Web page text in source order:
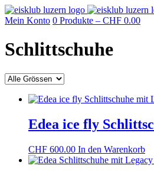
Mein Konto 0 Produkte – CHF 0.00
Schlittschuhe
Edea ice fly
CHF 600.00 In den Warenkorb